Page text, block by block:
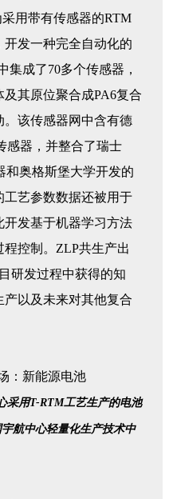
用带有传感器的RTM
发一种完全自动化的
集成了70多个传感器，
其原位聚合成PA6复合
该传感器网中含有德
感器，并整合了瑞士
和奥格斯堡大学开发的
工艺参数数据还被用于
发基于机器学习方法
控制。ZLP共生产出
研发过程中获得的知
以及未来对其他复合
采用T-RTM工艺生产的电池
航中心轻量化生产技术中